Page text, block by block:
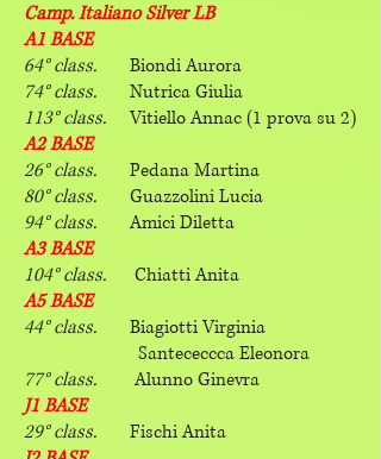
Camp. Italiano Silver LB
A1 BASE
64° class. Biondi Aurora
74° class. Nutrica Giulia
113° class. Vitiello Annac (1 prova su 2)
A2 BASE
26° class. Pedana Martina
80° class. Guazzolini Lucia
94° class. Amici Diletta
A3 BASE
104° class. Chiatti Anita
A5 BASE
44° class. Biagiotti Virginia
Santececcca Eleonora
77° class. Alunno Ginevra
J1 BASE
29° class. Fischi Anita